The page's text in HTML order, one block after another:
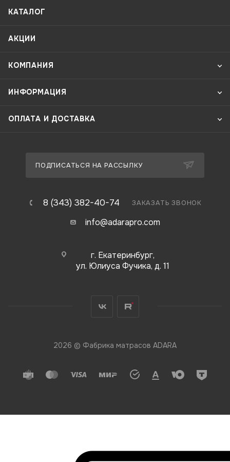
КАТАЛОГ
АКЦИИ
КОМПАНИЯ
ИНФОРМАЦИЯ
ОПЛАТА И ДОСТАВКА
ПОДПИСАТЬСЯ НА РАССЫЛКУ
8 (343) 382-40-74 ЗАКАЗАТЬ ЗВОНОК
info@adarapro.com
г. Екатеринбург,
ул. Юлиуса Фучика, д. 11
2026 © Фабрика матрасов ADARA